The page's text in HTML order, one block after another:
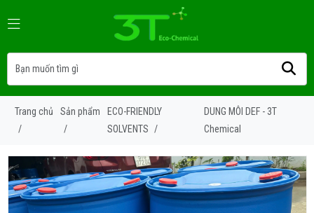
Trang chủ
/
Sản phẩm
/
ECO-FRIENDLY
SOLVENTS /
DUNG MÔI DEF - 3T
Chemical